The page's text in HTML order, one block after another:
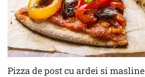
Pizza de post cu ardei si masline